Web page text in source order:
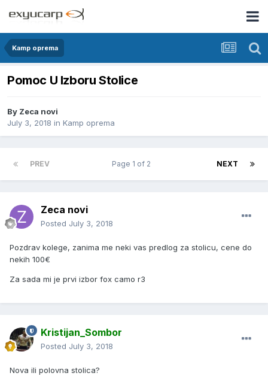
Kamp oprema
Pomoc U Izboru Stolice
By Zeca novi
July 3, 2018 in Kamp oprema
PREV NEXT
Page 1 of 2
Zeca novi
Posted July 3, 2018
Pozdrav kolege, zanima me neki vas predlog za stolicu, cene do
nekih 100€
Za sada mi je prvi izbor fox camo r3
Kristijan_Sombor
Posted July 3, 2018
Nova ili polovna stolica?